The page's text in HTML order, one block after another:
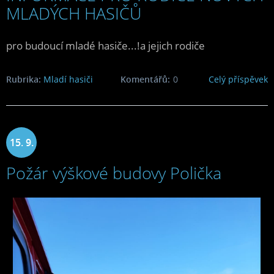
MLADÝCH HASIČŮ
pro budoucí mladé hasiče...!a jejich rodiče
Celý příspěvek
Rubrika: Mladí hasiči 0
Komentářů:
15. 9.
2023
Požár výškové budovy Polička